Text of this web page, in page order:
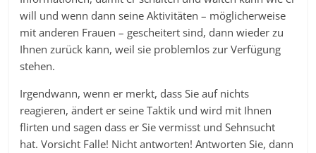
will und wenn dann seine Aktivitäten – möglicherweise
mit anderen Frauen – gescheitert sind, dann wieder zu
Ihnen zurück kann, weil sie problemlos zur Verfügung
stehen.
Irgendwann, wenn er merkt, dass Sie auf nichts
reagieren, ändert er seine Taktik und wird mit Ihnen
flirten und sagen dass er Sie vermisst und Sehnsucht
hat. Vorsicht Falle! Nicht antworten! Antworten Sie, dann